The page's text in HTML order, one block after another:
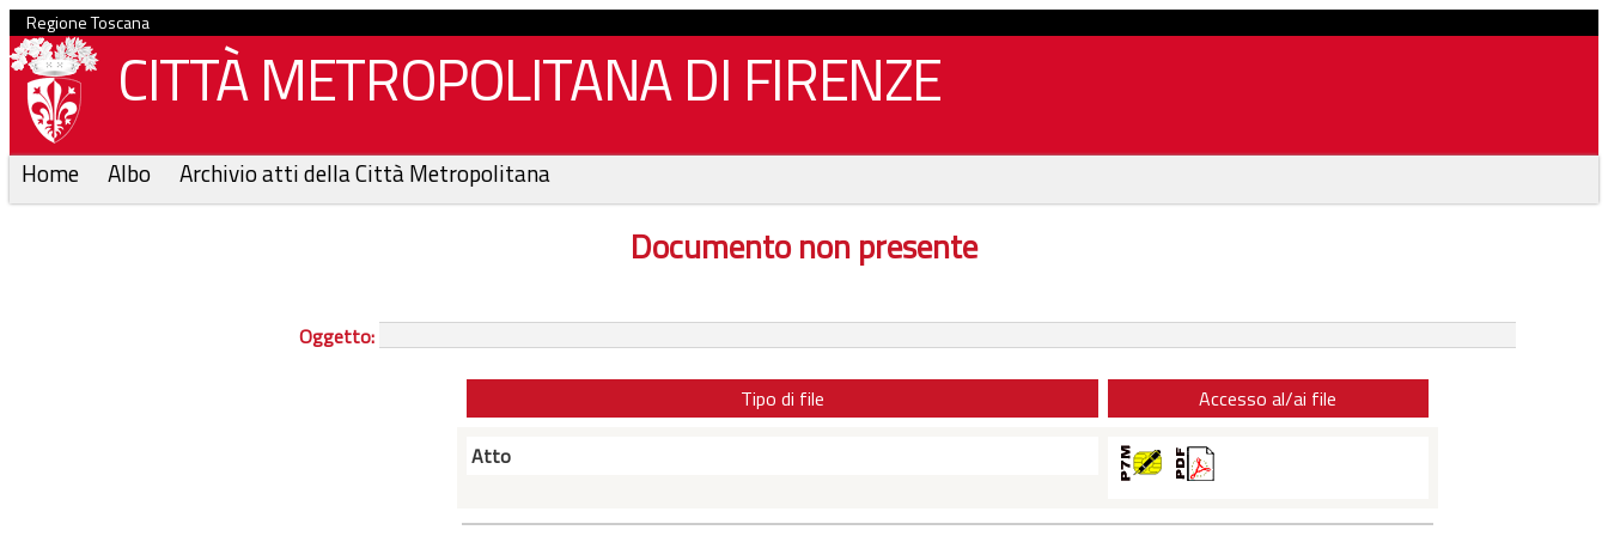
Regione Toscana
CITTÀ METROPOLITANA DI FIRENZE
Home Albo Archivio atti della Città Metropolitana
Documento non presente
Oggetto:
Tipo di file
Accesso al/ai file
Atto